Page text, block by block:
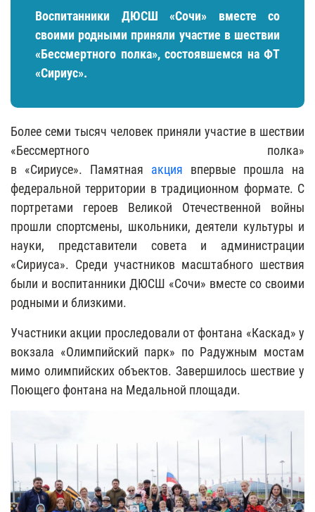
Воспитанники ДЮСШ «Сочи» вместе со
своими родными приняли участие в шествии
«Бессмертного полка», состоявшемся на ФТ
«Сириус».
Более семи тысяч человек приняли участие в шествии
«Бессмертного полка»
в «Сириусе». Памятная акция впервые прошла на
федеральной территории в традиционном формате. С
портретами героев Великой Отечественной войны
прошли спортсмены, школьники, деятели культуры и
науки, представители совета и администрации
«Сириуса». Среди участников масштабного шествия
были и воспитанники ДЮСШ «Сочи» вместе со своими
родными и близкими.
Участники акции проследовали от фонтана «Каскад» у
вокзала «Олимпийский парк» по Радужным мостам
мимо олимпийских объектов. Завершилось шествие у
Поющего фонтана на Медальной площади.